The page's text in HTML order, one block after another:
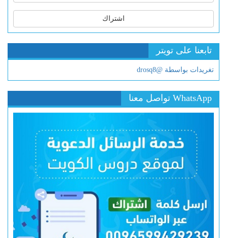
اشتراك
تابعنا على تويتر
تغريدات بواسطة @drosq8
WhatsApp تواصل معنا